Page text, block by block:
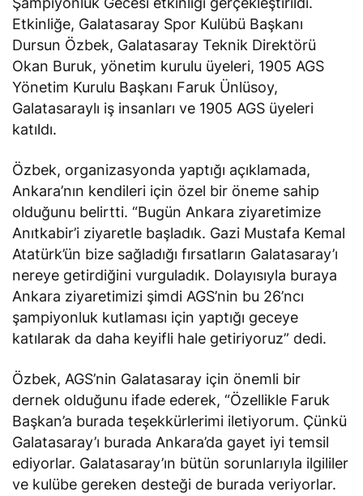
Etkinliğe, Galatasaray Spor Kulübü Başkanı
Dursun Özbek, Galatasaray Teknik Direktörü
Okan Buruk, yönetim kurulu üyeleri, 1905 AGS
Yönetim Kurulu Başkanı Faruk Ünlüsoy,
Galatasaraylı iş insanları ve 1905 AGS üyeleri
katıldı.
Özbek, organizasyonda yaptığı açıklamada,
Ankara’nın kendileri için özel bir öneme sahip
olduğunu belirtti. “Bugün Ankara ziyaretimize
Anıtkabir’i ziyaretle başladık. Gazi Mustafa Kemal
Atatürk’ün bize sağladığı fırsatların Galatasaray’ı
nereye getirdiğini vurguladık. Dolayısıyla buraya
Ankara ziyaretimizi şimdi AGS’nin bu 26’ncı
şampiyonluk kutlaması için yaptığı geceye
katılarak da daha keyifli hale getiriyoruz” dedi.
Özbek, AGS’nin Galatasaray için önemli bir
dernek olduğunu ifade ederek, “Özellikle Faruk
Başkan’a burada teşekkürlerimi iletiyorum. Çünkü
Galatasaray’ı burada Ankara’da gayet iyi temsil
ediyorlar. Galatasaray’ın bütün sorunlarıyla ilgililer
ve kulübe gereken desteği de burada veriyorlar.